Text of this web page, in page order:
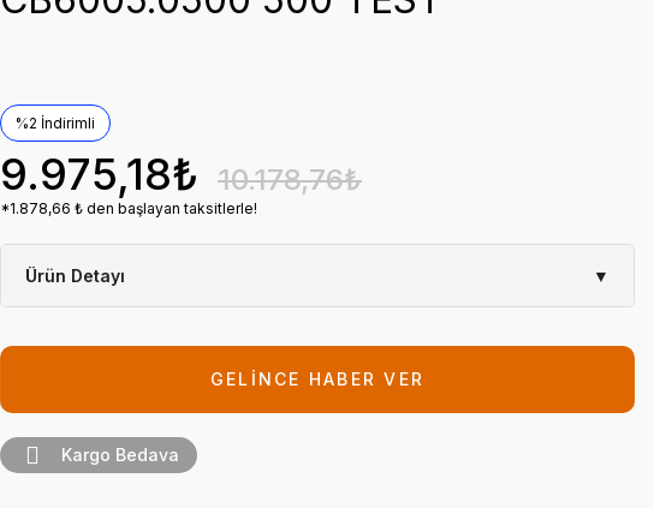
%2 İndirimli
9.975,18₺ 10.178,76₺
*1.878,66 ₺ den başlayan taksitlerle!
Ürün Detayı ▼
Fiyat
154,48 EUR + KDV
GELİNCE HABER VER
Kargo Bedava